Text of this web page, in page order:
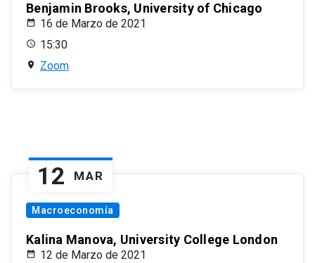
Benjamin Brooks, University of Chicago
16 de Marzo de 2021
15:30
Zoom
12 MAR
Macroeconomía
Kalina Manova, University College London
12 de Marzo de 2021